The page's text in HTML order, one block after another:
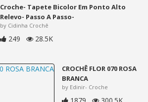
Croche- Tapete Bicolor Em Ponto Alto
Relevo- Passo A Passo-
by Cidinha Crochê
249 28.5K
CROCHÊ FLOR 070 ROSA
BRANCA
by Edinir- Croche